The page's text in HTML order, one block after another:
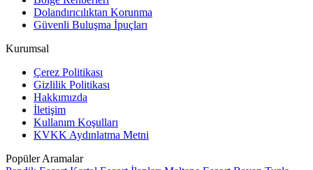
Dolandırıcılıktan Korunma
Güvenli Buluşma İpuçları
Kurumsal
Çerez Politikası
Gizlilik Politikası
Hakkımızda
İletişim
Kullanım Koşulları
KVKK Aydınlatma Metni
Popüler Aramalar